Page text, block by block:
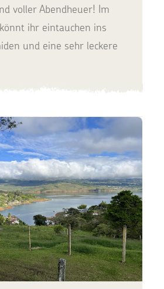
voller Abendheuer! Im
ihr eintauchen ins
und eine sehr leckere